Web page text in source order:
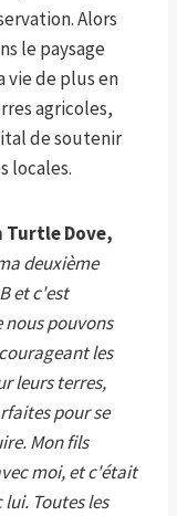
Alors
le paysage
vie de plus en
agricoles,
de soutenir
locales.
Turtle Dove,
deuxième
et c'est
pouvons
les
leurs terres,
pour se
Mon fils
moi, et c'était
Toutes les